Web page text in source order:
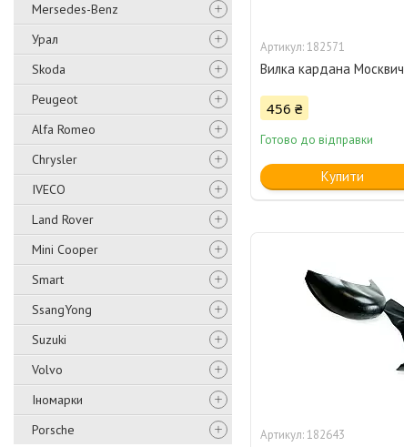
Mersedes-Benz
Урал
Skoda
Peugeot
Alfa Romeo
Chrysler
IVECO
Land Rover
Mini Cooper
Smart
SsangYong
Suzuki
Volvo
Іномарки
Porsche
182571
Вилка кардана Москвич
456 ₴
Готово до відправки
Купити
182643